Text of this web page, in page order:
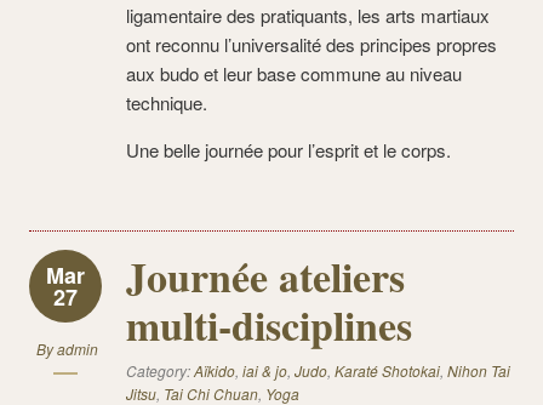
ligamentaire des pratiquants, les arts martiaux
ont reconnu l’universalité des principes propres
aux budo et leur base commune au niveau
technique.
Une belle journée pour l’esprit et le corps.
Mar
27
Byadmin
Journée ateliers
multi-disciplines
Category:Aïkido, iai & jo, Judo, Karaté Shotokai, Nihon Tai
Jitsu, Tai Chi Chuan, Yoga